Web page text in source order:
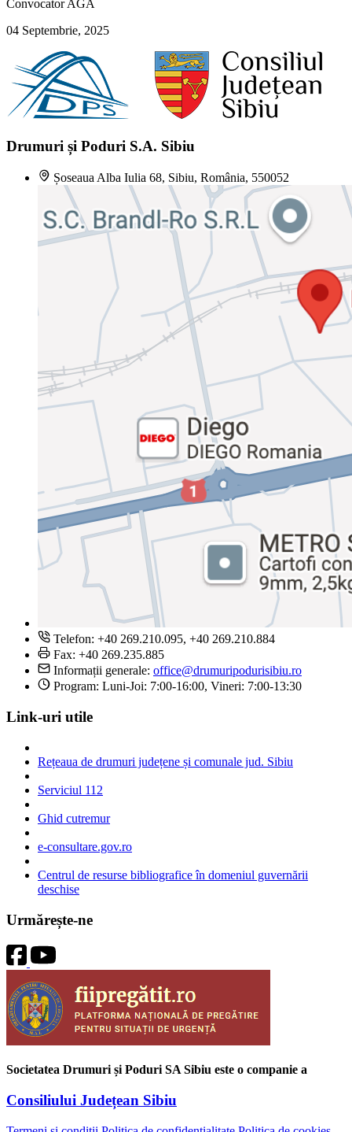
Convocator AGA
04 Septembrie, 2025
Drumuri și Poduri S.A. Sibiu
Șoseaua Alba Iulia 68, Sibiu, România, 550052
Telefon: +40 269.210.095, +40 269.210.884
Fax: +40 269.235.885
Informații generale: office@drumuripodurisibiu.ro
Program: Luni-Joi: 7:00-16:00, Vineri: 7:00-13:30
Link-uri utile
Rețeaua de drumuri județene și comunale jud. Sibiu
Serviciul 112
Ghid cutremur
e-consultare.gov.ro
Centrul de resurse bibliografice în domeniul guvernării
deschise
Urmărește-ne
Societatea Drumuri și Poduri SA Sibiu este o companie a
Consiliului Județean Sibiu